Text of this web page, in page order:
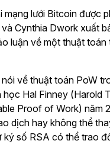
lưới Bitcoin được
Cynthia Dwork xuất
luận về một thuật toán
về thuật toán PoW
Hal Finney (Harold
Proof of Work) năm
dịch hay không thể
số RSA có thể trao